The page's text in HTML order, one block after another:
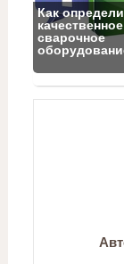
Как
качественное
сварочное